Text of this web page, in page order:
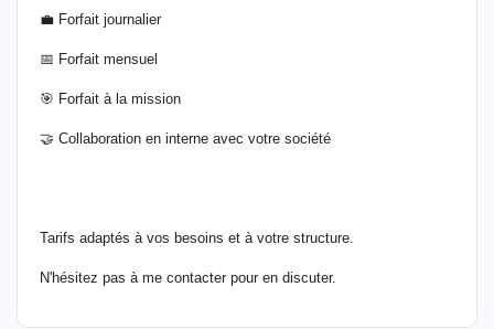
💼 Forfait journalier
📅 Forfait mensuel
🎯 Forfait à la mission
🤝 Collaboration en interne avec votre société
Tarifs adaptés à vos besoins et à votre structure.
N'hésitez pas à me contacter pour en discuter.